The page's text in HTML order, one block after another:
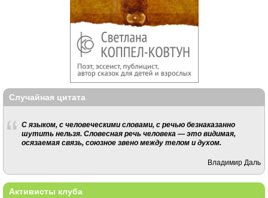
Случайная цитата
С языком, с человеческими словами, с речью безнаказанно
шутить нельзя. Словесная речь человека — это видимая,
осязаемая связь, союзное звено между телом и духом.
Владимир Даль
Активисты клуба